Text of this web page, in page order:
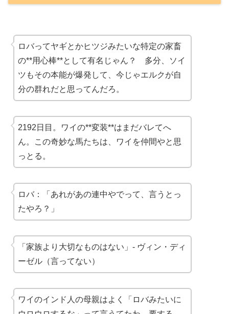
ロバってヤギとかヒツジみたいな特定の家畜
の**用心棒**として有名じゃん？ 多分、ソイ
ツもその本能が爆発して、今じゃエルクが自
分の群れだと思ってんだろ。
2192日目。ワイの**変装**はまだバレてへ
ん。この奇妙な馬たちは、ワイを仲間やと思
っとる。
ロバ：「あれがあの連中やでって、言うとっ
たやろ？」
「家族より大切なものはない」- ヴィン・ディ
ーゼル（言ってない）
ワイのインド人の母親はよく「ロバみたいに